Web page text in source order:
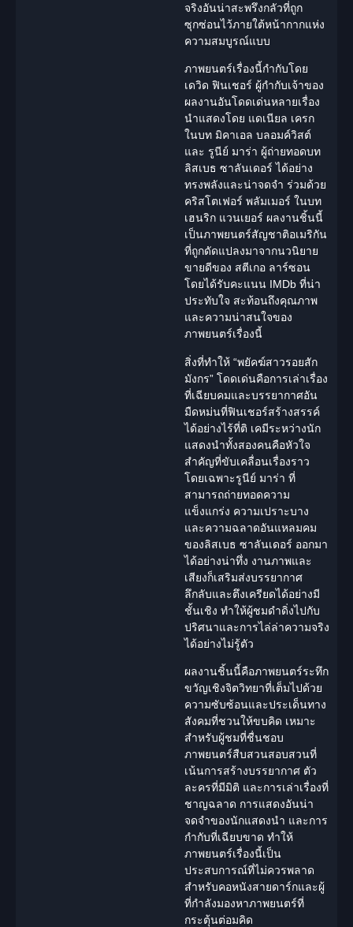
จริงอันน่าสะพรึงกลัวที่ถูก
ซุกซ่อนไว้ภายใต้หน้ากากแห่ง
ความสมบูรณ์แบบ
ภาพยนตร์เรื่องนี้กำกับโดย
เดวิด ฟินเชอร์ ผู้กำกับเจ้าของ
ผลงานอันโดดเด่นหลายเรื่อง
นำแสดงโดย แดเนียล เครก
ในบท มิคาเอล บลอมค์วิสต์
และ รูนีย์ มาร่า ผู้ถ่ายทอดบท
ลิสเบธ ซาลันเดอร์ ได้อย่าง
ทรงพลังและน่าจดจำ ร่วมด้วย
คริสโตเฟอร์ พลัมเมอร์ ในบท
เฮนริก แวนเยอร์ ผลงานชิ้นนี้
เป็นภาพยนตร์สัญชาติอเมริกัน
ที่ถูกดัดแปลงมาจากนวนิยาย
ขายดีของ สตีเกอ ลาร์ซอน
โดยได้รับคะแนน IMDb ที่น่า
ประทับใจ สะท้อนถึงคุณภาพ
และความน่าสนใจของ
ภาพยนตร์เรื่องนี้
สิ่งที่ทำให้ “พยัคฆ์สาวรอยสัก
มังกร” โดดเด่นคือการเล่าเรื่อง
ที่เฉียบคมและบรรยากาศอัน
มืดหม่นที่ฟินเชอร์สร้างสรรค์
ได้อย่างไร้ที่ติ เคมีระหว่างนัก
แสดงนำทั้งสองคนคือหัวใจ
สำคัญที่ขับเคลื่อนเรื่องราว
โดยเฉพาะรูนีย์ มาร่า ที่
สามารถถ่ายทอดความ
แข็งแกร่ง ความเปราะบาง
และความฉลาดอันแหลมคม
ของลิสเบธ ซาลันเดอร์ ออกมา
ได้อย่างน่าทึ่ง งานภาพและ
เสียงก็เสริมส่งบรรยากาศ
ลึกลับและตึงเครียดได้อย่างมี
ชั้นเชิง ทำให้ผู้ชมดำดิ่งไปกับ
ปริศนาและการไล่ล่าความจริง
ได้อย่างไม่รู้ตัว
ผลงานชิ้นนี้คือภาพยนตร์ระทึก
ขวัญเชิงจิตวิทยาที่เต็มไปด้วย
ความซับซ้อนและประเด็นทาง
สังคมที่ชวนให้ขบคิด เหมาะ
สำหรับผู้ชมที่ชื่นชอบ
ภาพยนตร์สืบสวนสอบสวนที่
เน้นการสร้างบรรยากาศ ตัว
ละครที่มีมิติ และการเล่าเรื่องที่
ชาญฉลาด การแสดงอันน่า
จดจำของนักแสดงนำ และการ
กำกับที่เฉียบขาด ทำให้
ภาพยนตร์เรื่องนี้เป็น
ประสบการณ์ที่ไม่ควรพลาด
สำหรับคอหนังสายดาร์กและผู้
ที่กำลังมองหาภาพยนตร์ที่
กระตุ้นต่อมคิด